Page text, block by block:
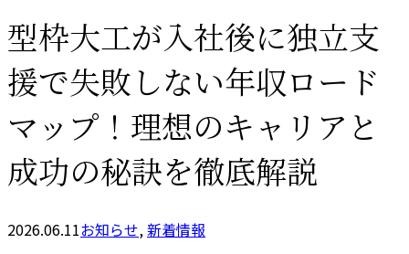
型枠大工が入社後に独立支
援で失敗しない年収ロード
マップ！理想のキャリアと
成功の秘訣を徹底解説
2026.06.11お知らせ,新着情報